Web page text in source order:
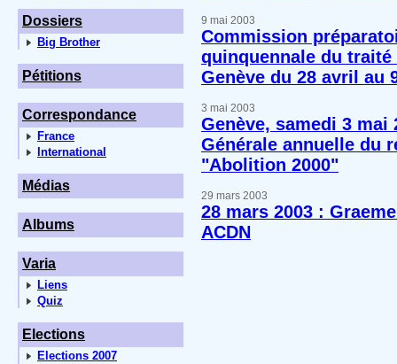
Dossiers
Big Brother
Pétitions
Correspondance
France
International
Médias
Albums
Varia
Liens
Quiz
Elections
Elections 2007
9 mai 2003
Commission
quinquennale du
Genève du 28 avril au
3 mai 2003
Genève, samedi 3 mai
Générale annuelle du
"Abolition 2000"
29 mars 2003
28 mars 2003 :
ACDN